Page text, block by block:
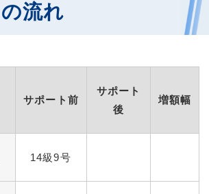
流れ
サポート前
サポート
後
増額幅
14級9号